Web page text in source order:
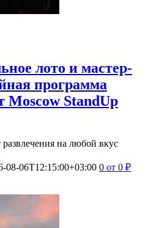
лото и мастер-
программа
Moscow StandUp
на любой вкус
08-06T12:15:00+03:00 0 от 0 ₽